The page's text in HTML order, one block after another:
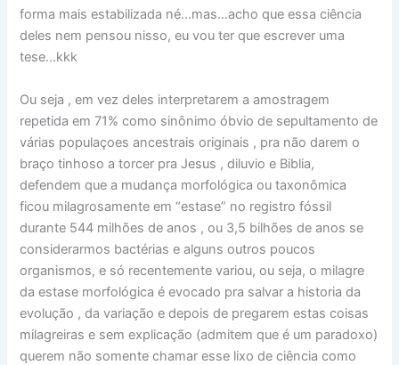
forma mais estabilizada né…mas…acho que essa ciência
deles nem pensou nisso, eu vou ter que escrever uma
tese…kkk
Ou seja , em vez deles interpretarem a amostragem
repetida em 71% como sinônimo óbvio de sepultamento de
várias populaçoes ancestrais originais , pra não darem o
braço tinhoso a torcer pra Jesus , diluvio e Biblia,
defendem que a mudança morfológica ou taxonômica
ficou milagrosamente em “estase” no registro fóssil
durante 544 milhões de anos , ou 3,5 bilhões de anos se
considerarmos bactérias e alguns outros poucos
organismos, e só recentemente variou, ou seja, o milagre
da estase morfológica é evocado pra salvar a historia da
evolução , da variação e depois de pregarem estas coisas
milagreiras e sem explicação (admitem que é um paradoxo)
querem não somente chamar esse lixo de ciência como